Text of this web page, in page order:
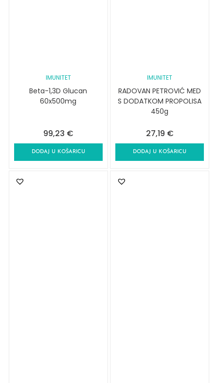
IMUNITET
Beta-1,3D Glucan
60x500mg
99,23 €
DODAJ U KOŠARICU
IMUNITET
RADOVAN PETROVIĆ MED
S DODATKOM PROPOLISA
450g
27,19 €
DODAJ U KOŠARICU